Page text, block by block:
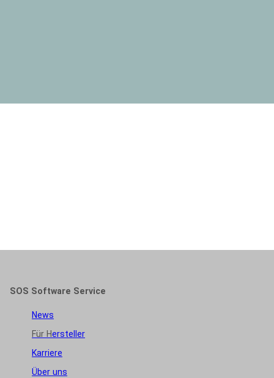
SOS Software Service
News
Für Hersteller
Karriere
Über uns